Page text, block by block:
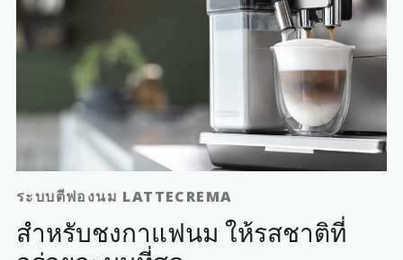
ระบบตีฟองนม LATTECREMA
สำหรับชงกาแฟนม ให้รสชาติที่